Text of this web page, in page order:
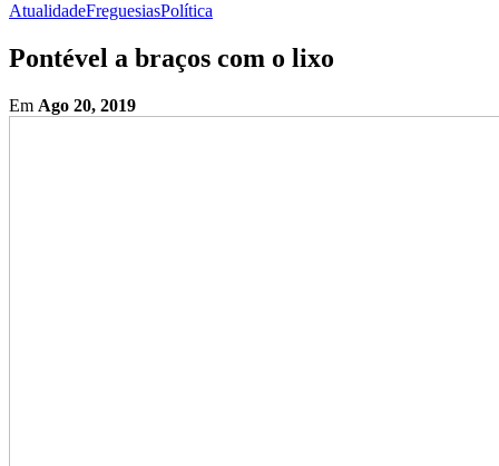
AtualidadeFreguesiasPolítica
Pontével a braços com o lixo
Em Ago 20, 2019